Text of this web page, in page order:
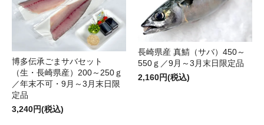
博多伝承ごまサバセット
（生・長崎県産）200～250ｇ
／年末不可・9月～3月末日限
定品
3,240円(税込)
長崎県産 真鯖（サバ）450～
550ｇ／9月～3月末日限定品
2,160円(税込)